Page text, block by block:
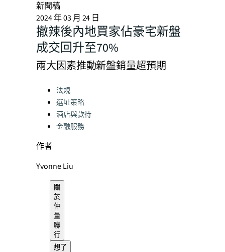
新聞稿
2024 年 03 月 24 日
撤辣後內地買家佔豪宅新盤
成交回升至70%
兩大因素推動新盤銷量超預期
Categories:
法規
選址策略
酒店與款待
金融服務
作者
Yvonne Liu
關
於
仲
量
聯
行
想了